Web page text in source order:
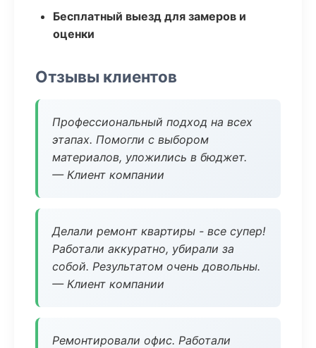
Бесплатный выезд для замеров и
оценки
Отзывы клиентов
Профессиональный подход на всех
этапах. Помогли с выбором
материалов, уложились в бюджет.
— Клиент компании
Делали ремонт квартиры - все супер!
Работали аккуратно, убирали за
собой. Результатом очень довольны.
— Клиент компании
Ремонтировали офис. Работали